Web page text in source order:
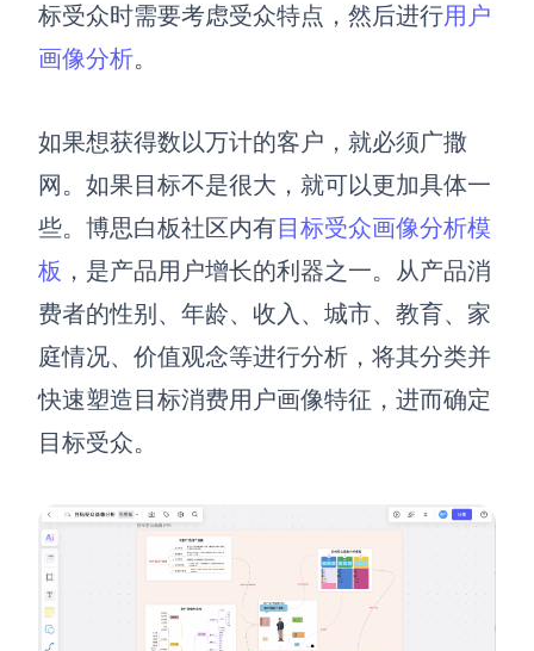
数据分析与策略
AI生成用户画像
AI生成Smart分析
AI生成波士顿矩阵
AI生成波特五力模型
AI生成4P营销理论模型
AI生成竞品分析
AI生成Grow模型
AI生成AARRR模型
智能创作
AI生成PPT
AI生成图片
AI写作
AI对话
AI生成简历
标受众时需要考虑受众特点，然后进行用户
画像分析。
如果想获得数以万计的客户，就必须广撒
网。如果目标不是很大，就可以更加具体一
些。博思白板社区内有 目标受众画像分析模
板 ，是产品用户增长的利器之一。 从产品消
费者的性别、年龄、收入 、 城市、教育、家
庭情况、价值观念等进行分析，将其分类并
快速塑造目标消费用户画像特征，进而确定
目标受众。